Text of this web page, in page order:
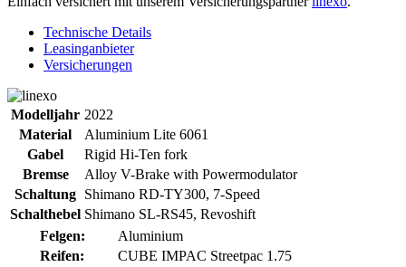
Technische Details
Leasinganbieter
Versicherungen
Modelljahr 2022
Material
Aluminium Lite 6061
Gabel
Rigid Hi-Ten fork
Bremse
Alloy V-Brake with Powermodulator
Schaltung Shimano RD-TY300, 7-Speed
Schalthebel Shimano SL-RS45, Revoshift
Felgen:
Aluminium
Reifen:
CUBE IMPAC Streetpac 1.75